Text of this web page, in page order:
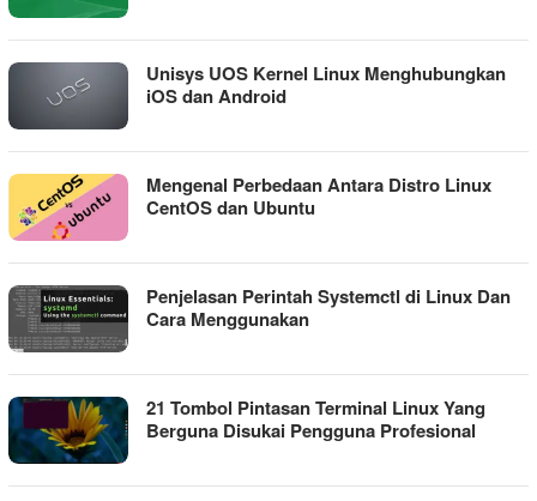
Unisys UOS Kernel Linux Menghubungkan
iOS dan Android
Mengenal Perbedaan Antara Distro Linux
CentOS dan Ubuntu
Penjelasan Perintah Systemctl di Linux Dan
Cara Menggunakan
21 Tombol Pintasan Terminal Linux Yang
Berguna Disukai Pengguna Profesional